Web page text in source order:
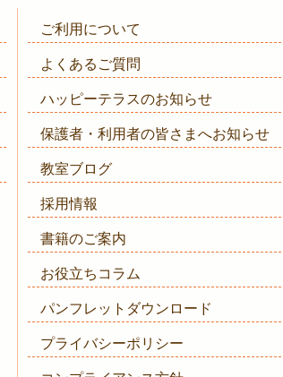
ご利用について
よくあるご質問
ハッピーテラスのお知らせ
保護者・利用者の皆さまへお知らせ
教室ブログ
採用情報
書籍のご案内
お役立ちコラム
パンフレットダウンロード
プライバシーポリシー